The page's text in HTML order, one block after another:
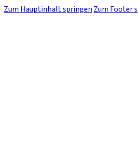
Zum Hauptinhalt springen Zum Footer